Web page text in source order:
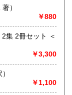
気次第)
であれば店へ
電話などで相談
井喬二 著）
￥880
集 2冊セット ＜
￥3,300
訳）
￥1,100